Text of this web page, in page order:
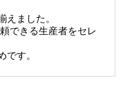
ました。
できる生産者をセレ
す。